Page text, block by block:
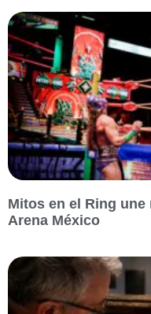
Mitos en el Ring
Arena México